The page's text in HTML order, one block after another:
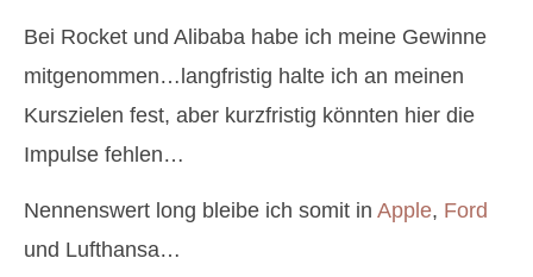
Bei Rocket und Alibaba habe ich meine Gewinne
mitgenommen…langfristig halte ich an meinen
Kurszielen fest, aber kurzfristig könnten hier die
Impulse fehlen…
Nennenswert long bleibe ich somit in Apple, Ford
und Lufthansa…